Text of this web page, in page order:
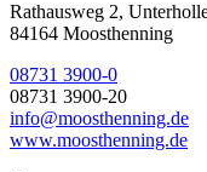
Rathausweg 2,
84164 Moosthenning
08731 3900-0
08731 3900-20
info@moosthenning.de
www.moosthenning.de